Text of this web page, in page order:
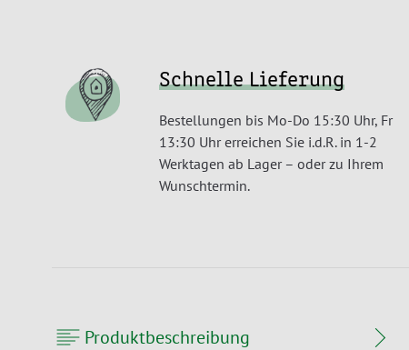
Schnelle Lieferung
Bestellungen bis Mo-Do 15:30 Uhr, Fr
13:30 Uhr erreichen Sie i.d.R. in 1-2
Werktagen ab Lager – oder zu Ihrem
Wunschtermin.
Produktbeschreibung